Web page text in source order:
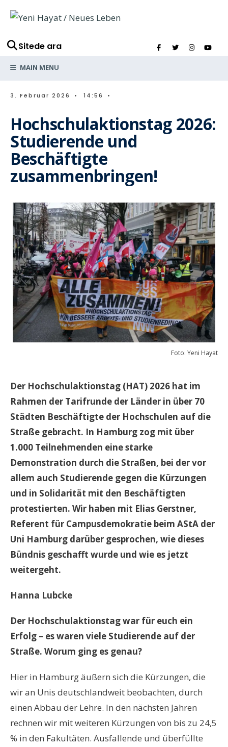
Sitede ara
MAIN MENU
3. Februar 2026 • 14:56 •
Hochschulaktionstag 2026:
Studierende und
Beschäftigte
zusammenbringen!
Foto: Yeni Hayat
Der Hochschulaktionstag (HAT) 2026 hat im
Rahmen der Tarifrunde der Länder in über 70
Städten Beschäftigte der Hochschulen auf die
Straße gebracht. In Hamburg zog mit über
1.000 Teilnehmenden eine starke
Demonstration durch die Straßen, bei der vor
allem auch Studierende gegen die Kürzungen
und in Solidarität mit den Beschäftigten
protestierten. Wir haben mit Elias Gerstner,
Referent für Campusdemokratie beim AStA der
Uni Hamburg darüber gesprochen, wie dieses
Bündnis geschafft wurde und wie es jetzt
weitergeht.
Hanna Lubcke
Der Hochschulaktionstag war für euch ein
Erfolg – es waren viele Studierende auf der
Straße. Worum ging es genau?
Hier in Hamburg äußern sich die Kürzungen, die
wir an Unis deutschlandweit beobachten, durch
einen Abbau der Lehre. In den nächsten Jahren
rechnen wir mit weiteren Kürzungen von bis zu 24,5
% in den Fakultäten. Ausfallende und überfüllte